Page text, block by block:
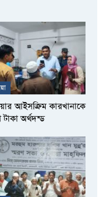
আইসক্রিম কারখানাকে
টাকা অর্থদন্ড